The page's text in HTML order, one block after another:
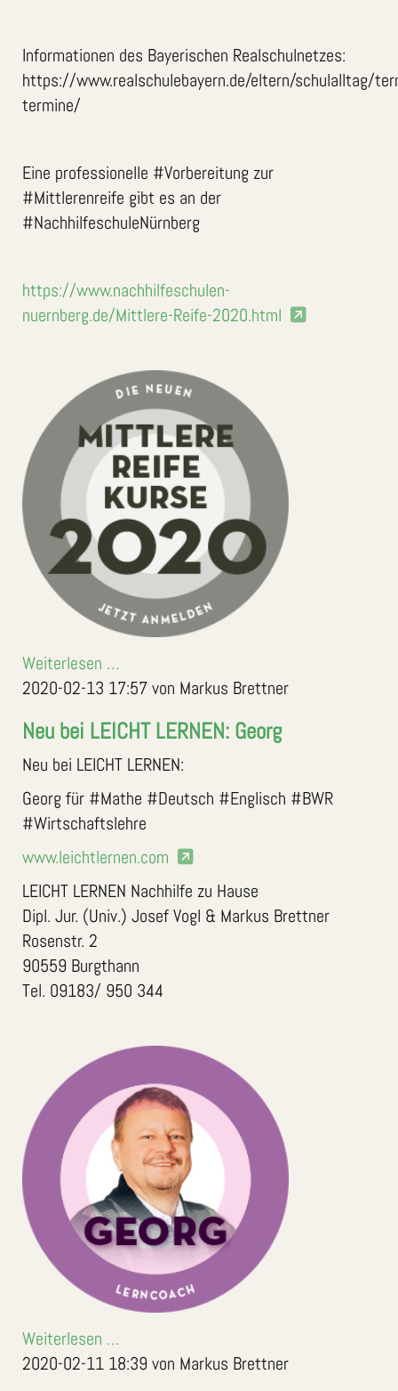
Informationen des Bayerischen Realschulnetzes:
https://www.realschulebayern.de/eltern/schulalltag/
termine/
Eine professionelle #Vorbereitung zur
#Mittlerenreife gibt es an der
#NachhilfeschuleNürnberg
https://www.nachhilfeschulen-
nuernberg.de/Mittlere-Reife-2020.html
Weiterlesen …
2020-02-13 17:57von Markus Brettner
Neu bei LEICHT LERNEN: Georg
Neu bei LEICHT LERNEN:
Georg für #Mathe #Deutsch #Englisch #BWR
#Wirtschaftslehre
www.leichtlernen.com
LEICHT LERNEN Nachhilfe zu Hause
Dipl. Jur. (Univ.) Josef Vogl & Markus Brettner
Rosenstr. 2
90559 Burgthann
Tel. 09183/ 950 344
Weiterlesen …
2020-02-11 18:39 von Markus Brettner